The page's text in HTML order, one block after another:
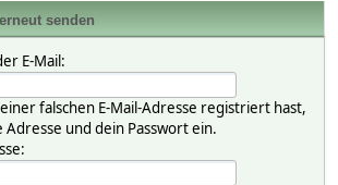
senden
E-Mail:
falschen E-Mail-Adresse registriert hast,
und dein Passwort ein.